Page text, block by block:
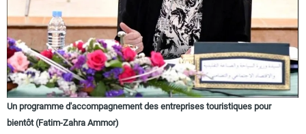
Un programme d'accompagnement des entreprises touristiques pour
bientôt (Fatim-Zahra Ammor)